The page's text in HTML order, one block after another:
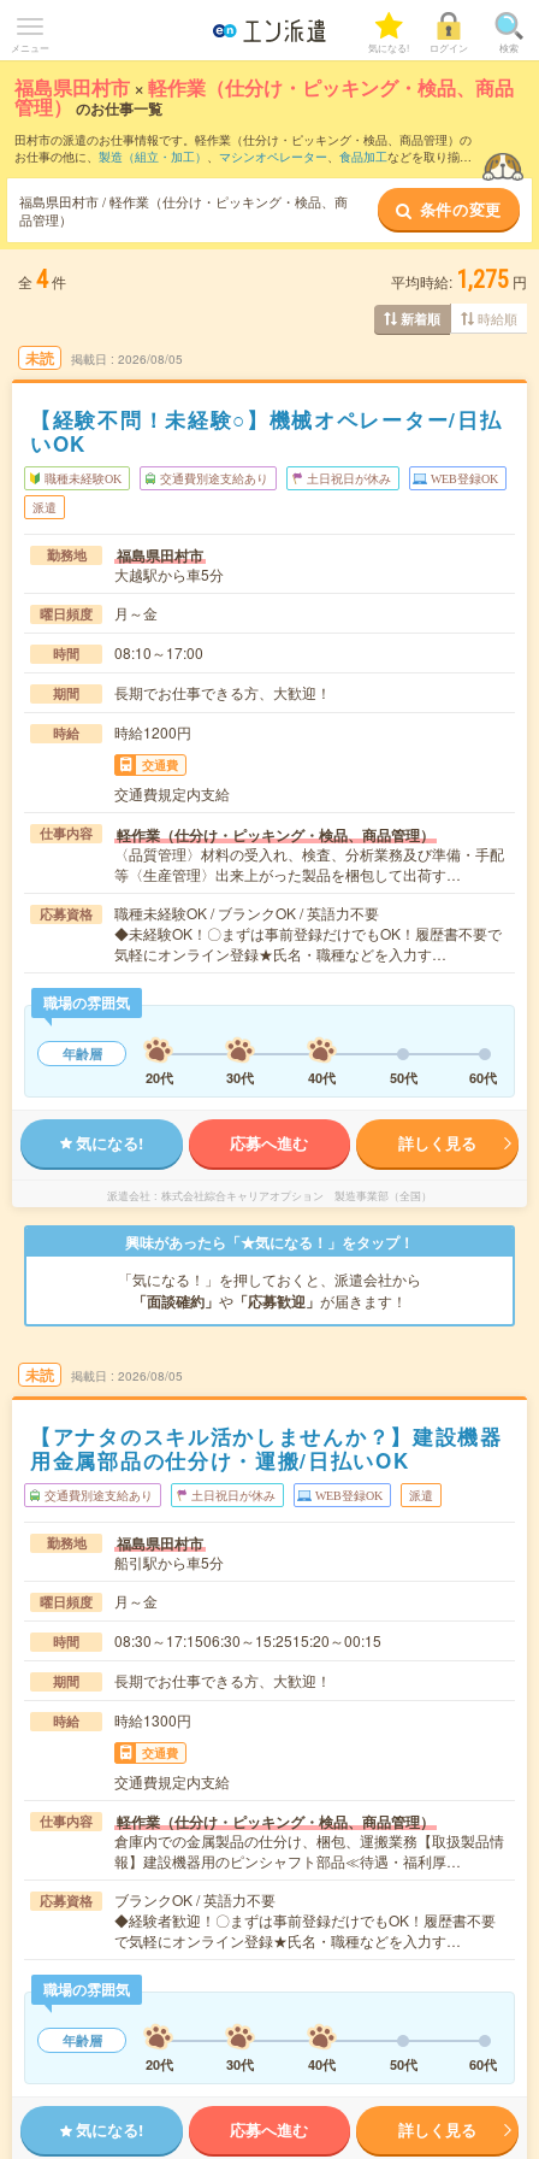
メニュー 気になる! ログイン 検索
福島県田村市 ×軽作業（仕分け・ピッキング・検品、商品
管理） のお仕事一覧
田村市の派遣のお仕事情報です。軽作業（仕分け・ピッキング・検品、商品管理）の
お仕事の他に、 製造（組立・加工） 、 マシンオペレーター、 食品加工などを取り揃え
軽作業（仕分け・ピッキング・検品、商品管理）
のお仕事とは？とは？
福島県田村市 / 軽作業（仕分け・ピッキング・検品、商
品管理）
条件の変更
全 4件 平均時給: 1,275 円
新着順 時給順
未読 掲載日 2026/08/05
【経験不問！未経験○】機械オペレーター/日払
いOK
職種未経験OK 交通費別途支給あり 土日祝日が休み WEB登録OK
派遣
勤務地 福島県田村市
大越駅から車5分
曜日頻度 月～金
時間 08:10～17:00
期間 長期でお仕事できる方、大歓迎！
時給 時給1200円
交通費
交通費規定内支給
仕事内容 軽作業（仕分け・ピッキング・検品、商品管理）
〈品質管理〉材料の受入れ、検査、分析業務及び準備・手配
等〈生産管理〉出来上がった製品を梱包して出荷す…
応募資格
職種未経験OK / ブランクOK / 英語力不要
◆未経験OK！〇まずは事前登録だけでもOK！履歴書不要で
気軽にオンライン登録★氏名・職種などを入力す…
職場の雰囲気
年齢層
20代
30代 40代 50代 60代
気になる! 応募へ進む 詳しく見る
派遣会社 株式会社綜合キャリアオプション 製造事業部（全国）
興味があったら「★気になる！」をタップ！
「気になる！」を押しておくと、派遣会社から
「面談確約」 や 「応募歓迎」 が届きます！
未読 掲載日 2026/08/05
【アナタのスキル活かしませんか？】建設機器
用金属部品の仕分け・運搬/日払いOK
交通費別途支給あり 土日祝日が休み WEB登録OK 派遣
勤務地 福島県田村市
船引駅から車5分
曜日頻度 月～金
時間 08:30～17:1506:30～15:2515:20～00:15
期間 長期でお仕事できる方、大歓迎！
時給 時給1300円
交通費
交通費規定内支給
仕事内容 軽作業（仕分け・ピッキング・検品、商品管理）
倉庫内での金属製品の仕分け、梱包、運搬業務【取扱製品情
報】建設機器用のピンシャフト部品≪待遇・福利厚…
応募資格
ブランクOK / 英語力不要
◆経験者歓迎！〇まずは事前登録だけでもOK！履歴書不要
で気軽にオンライン登録★氏名・職種などを入力す…
職場の雰囲気
年齢層
20代
30代 40代 50代 60代
気になる! 応募へ進む 詳しく見る